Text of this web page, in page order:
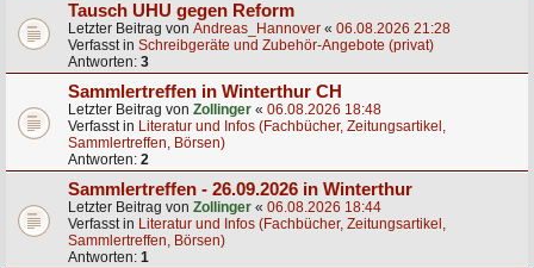
Tausch UHU gegen Reform
Letzter Beitrag von Andreas_Hannover « 06.08.2026 21:28
Verfasst in Schreibgeräte und Zubehör-Angebote (privat)
Antworten: 3
Sammlertreffen in Winterthur CH
Letzter Beitrag von Zollinger « 06.08.2026 18:48
Verfasst in Literatur und Infos (Fachbücher, Zeitungsartikel,
Sammlertreffen, Börsen)
Antworten: 2
Sammlertreffen - 26.09.2026 in Winterthur
Letzter Beitrag von Zollinger « 06.08.2026 18:44
Verfasst in Literatur und Infos (Fachbücher, Zeitungsartikel,
Sammlertreffen, Börsen)
Antworten: 1